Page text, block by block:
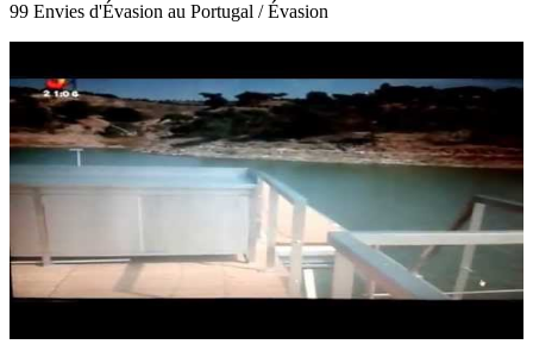
99 Envies d'Évasion au Portugal / Évasion